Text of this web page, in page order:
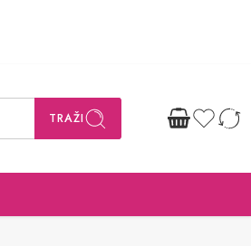
TRAŽI